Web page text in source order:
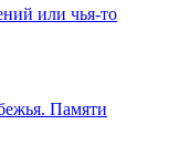
или чья-то
Памяти